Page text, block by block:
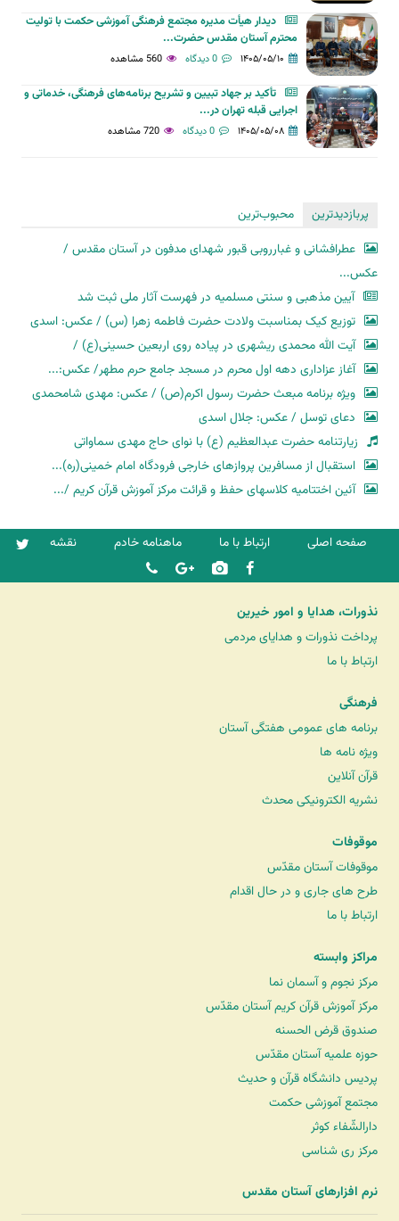
دیدار هیأت مدیره مجتمع فرهنگی آموزشی حکمت با تولیت
محترم آستان مقدس حضرت...
۱۴۰۵/۰۵/۱۰ 0 دیدگاه 560 مشاهده
تأکید بر جهاد تبیین و تشریح برنامه‌های فرهنگی، خدماتی و
اجرایی قبله تهران در...
۱۴۰۵/۰۵/۰۸ 0 دیدگاه 720 مشاهده
پربازدیدترین
محبوب‌ترین
عطرافشانی و غبارروبی قبور شهدای مدفون در آستان مقدس /
عکس...
آیین مذهبی و سنتی مسلمیه در فهرست آثار ملی ثبت شد
توزیع کیک بمناسبت ولادت حضرت فاطمه زهرا (س) / عکس: اسدی
آیت الله محمدی ریشهری در پیاده روی اربعین حسینی(ع) /
آغاز عزاداری دهه اول محرم در مسجد جامع حرم مطهر/ عکس:...
ویژه برنامه مبعث حضرت رسول اکرم(ص) / عکس: مهدی شامحمدی
دعای توسل / عکس: جلال اسدی
زیارتنامه حضرت عبدالعظیم (ع) با نوای حاج مهدی سماواتی
استقبال از مسافرین پروازهای خارجی فرودگاه امام خمینی(ره)...
آئین اختتامیه کلاسهای حفظ و قرائت مرکز آموزش قرآن کریم /...
صفحه اصلی ارتباط با ما ماهنامه خادم نقشه
نذورات، هدایا و امور خیرین
پرداخت نذورات و هدایای مردمی
ارتباط با ما
فرهنگی
برنامه های عمومی هفتگی آستان
ویژه نامه ها
قرآن آنلاین
نشریه الکترونیکی محدث
موقوفات
موقوفات آستان مقدّس
طرح های جاری و در حال اقدام
ارتباط با ما
مراکز وابسته
مرکز نجوم و آسمان نما
مرکز آموزش قرآن کریم آستان مقدّس
صندوق قرض الحسنه
حوزه علمیه آستان مقدّس
پردیس دانشگاه قرآن و حدیث
مجتمع آموزشی حکمت
دارالشّفاء کوثر
مرکز ری شناسی
نرم افزارهای آستان مقدس